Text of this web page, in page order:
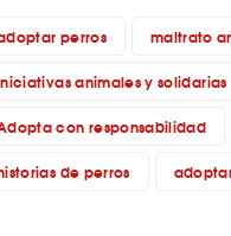
perros
maltrato
animales y solidarias
con responsabilidad
de perros